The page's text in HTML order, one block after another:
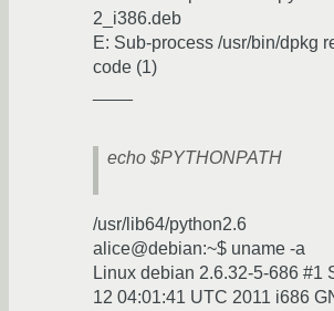
2_i386.deb
E: Sub-process /usr/bin/dpkg
code (1)
echo $PYTHONPATH
/usr/lib64/python2.6
alice@debian:~$ uname -a
Linux debian 2.6.32-5-686 #1
12 04:01:41 UTC 2011 i686